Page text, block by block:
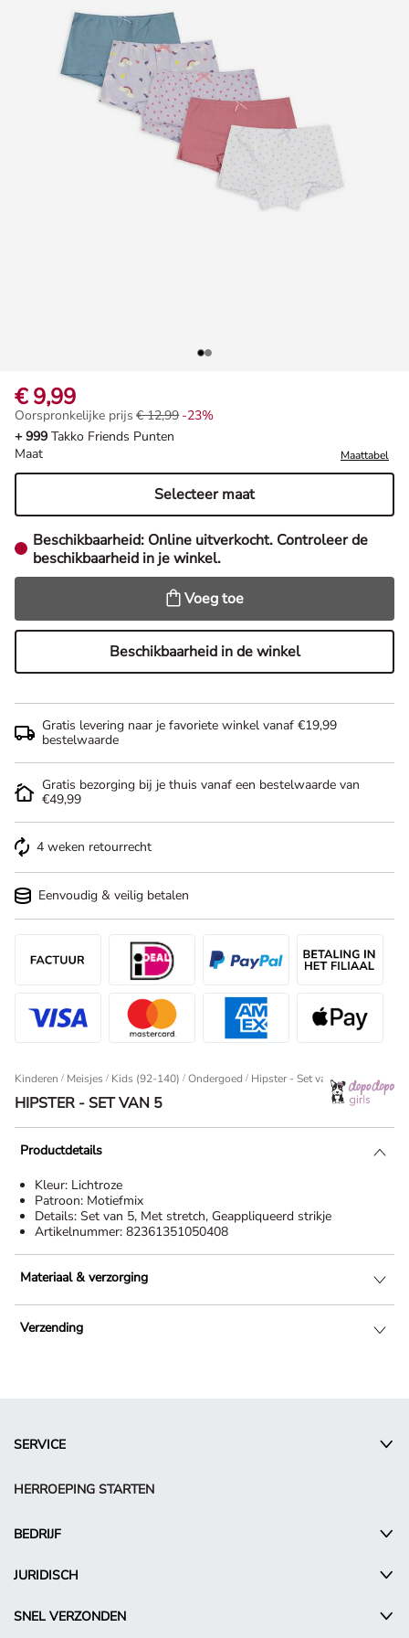
€ 9,99
Oorspronkelijke prijs € 12,99, Korting -23%
Oorspronkelijke prijs € 12,99 -23%
+ 999 Takko Friends Punten
Maat
Maattabel
Selecteer maat
Beschikbaarheid: Online uitverkocht. Controleer de
beschikbaarheid in je winkel.
Voeg toe
Beschikbaarheid in de winkel
Gratis levering naar je favoriete winkel vanaf €19,99
bestelwaarde
Gratis bezorging bij je thuis vanaf een bestelwaarde van
€49,99
4 weken retourrecht
Eenvoudig & veilig betalen
Kinderen / Meisjes / Kids (92-140) / Ondergoed Hipster - Set van 5
HIPSTER - SET VAN 5
Productdetails
Kleur: Lichtroze
Patroon: Motiefmix
Details: Set van 5, Met stretch, Geappliqueerd strikje
Artikelnummer: 82361351050408
Materiaal & verzorging
Verzending
SERVICE
HERROEPING STARTEN
BEDRIJF
JURIDISCH
SNEL VERZONDEN